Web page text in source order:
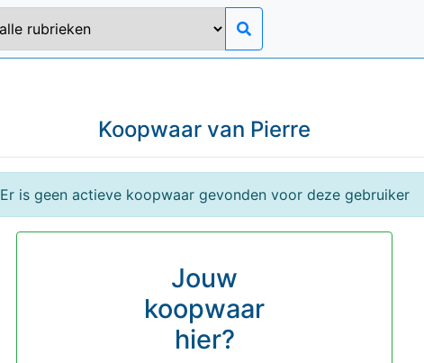
Koopwaar van Pierre
Er is geen actieve koopwaar gevonden voor deze gebruiker
Jouw
koopwaar
hier?